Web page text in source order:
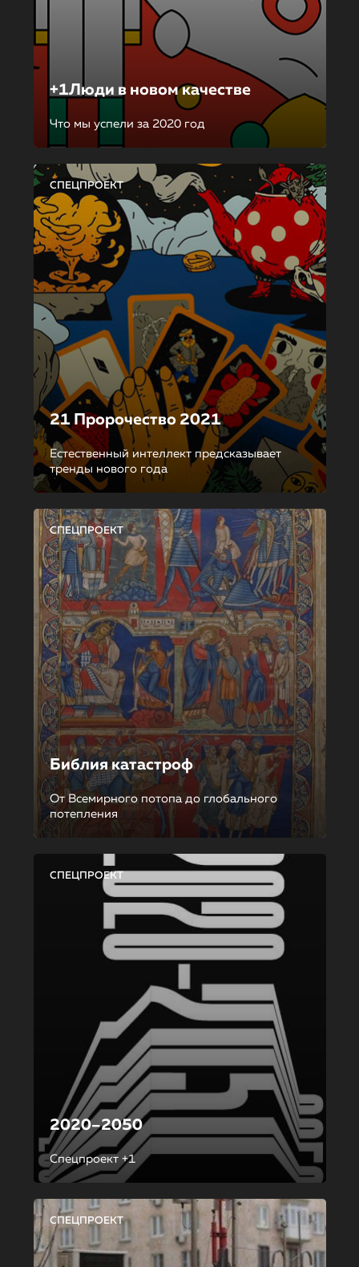
+1Люди в новом качестве
Что мы успели за 2020 год
СПЕЦПРОЕКТ
21 Пророчество 2021
Естественный интеллект предсказывает
тренды нового года
СПЕЦПРОЕКТ
Библия катастроф
От Всемирного потопа до глобального
потепления
СПЕЦПРОЕКТ
2020–2050
Спецпроект +1
СПЕЦПРОЕКТ